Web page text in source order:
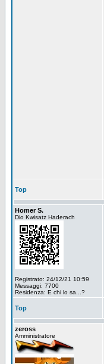
Top
Homer S.
Dio Kwisatz Haderach
Registrato: 24/12/21 10:59
Messaggi: 7700
Residenza: E chi lo sa...?
Top
zeross
Amministratore